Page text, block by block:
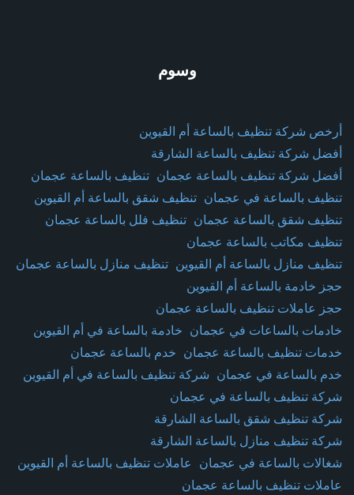
وسوم
أرخص شركة تنظيف بالساعة أم القيوين
أفضل شركة تنظيف بالساعة الشارقة
أفضل شركة تنظيف بالساعة عجمان تنظيف بالساعة عجمان
تنظيف بالساعة في عجمان تنظيف شقق بالساعة أم القيوين
تنظيف شقق بالساعة عجمان تنظيف فلل بالساعة عجمان
تنظيف مكاتب بالساعة عجمان
تنظيف منازل بالساعة أم القيوين تنظيف منازل بالساعة عجمان
حجز خادمة بالساعة أم القيوين
حجز عاملات تنظيف بالساعة عجمان
خادمات بالساعات في عجمان خادمة بالساعة في أم القيوين
خدمات تنظيف بالساعة عجمان خدم بالساعة عجمان
خدم بالساعة في عجمان شركة تنظيف بالساعة في أم القيوين
شركة تنظيف بالساعة في عجمان
شركة تنظيف شقق بالساعة الشارقة
شركة تنظيف منازل بالساعة الشارقة
شغالات بالساعة في عجمان عاملات تنظيف بالساعة أم القيوين
عاملات تنظيف بالساعة عجمان